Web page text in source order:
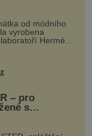
od módního
vyrobena
Hermès
– pro
s